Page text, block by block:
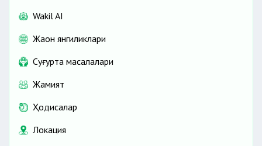
Wakil AI
Жаҳон янгиликлари
Cуғурта масалалари
Жамият
Ҳодисалар
Локация